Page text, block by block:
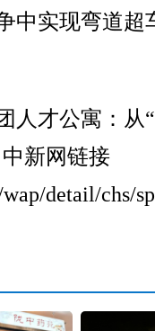
中实现弯道超
才公寓：从
新网链接
detail/chs/